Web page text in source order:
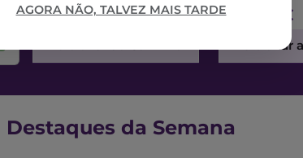
AGORA NÃO, TALVEZ MAIS TARDE
71,42€ 73,56€
Adicionar
Destaques da Semana